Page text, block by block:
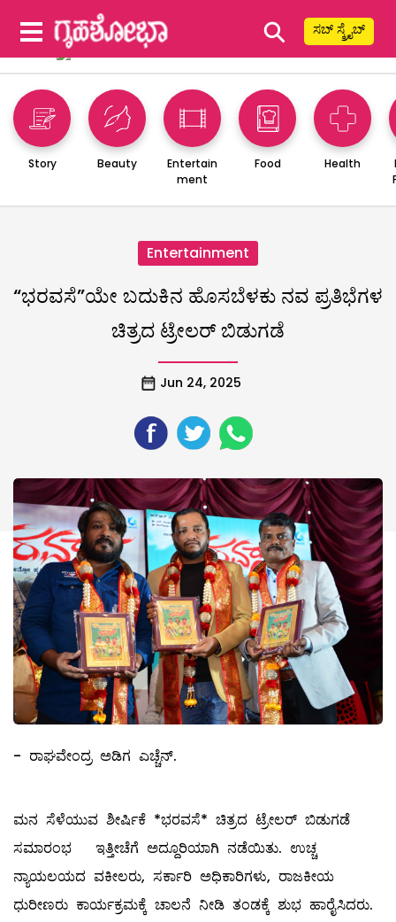
⚲ ಸಬ್ ಸ್ಕ್ರೈಬ್
Story Beauty
Entertain
ment
Food Health
Entertainment
“ಭರವಸೆ”ಯೇ ಬದುಕಿನ ಹೊಸಬೆಳಕು ನವ ಪ್ರತಿಭೆಗಳ
ಚಿತ್ರದ ಟ್ರೇಲರ್ ಬಿಡುಗಡೆ
Jun 24, 2025
- ರಾಘವೇಂದ್ರ ಅಡಿಗ ಎಚ್ಚೆನ್.
ಮನ ಸೆಳೆಯುವ ಶೀರ್ಷಿಕೆ *ಭರವಸೆ* ಚಿತ್ರದ ಟ್ರೇಲರ್ ಬಿಡುಗಡೆ
ಸಮಾರಂಭ ಇತ್ತೀಚೆಗೆ ಅದ್ದೂರಿಯಾಗಿ ನಡೆಯಿತು. ಉಚ್ಚ
ನ್ಯಾಯಲಯದ ವಕೀಲರು, ಸರ್ಕಾರಿ ಅಧಿಕಾರಿಗಳು, ರಾಜಕೀಯ
ಧುರೀಣರು ಕಾರ್ಯಕ್ರಮಕ್ಕೆ ಚಾಲನೆ ನೀಡಿ ತಂಡಕ್ಕೆ ಶುಭ ಹಾರೈಸಿದರು.